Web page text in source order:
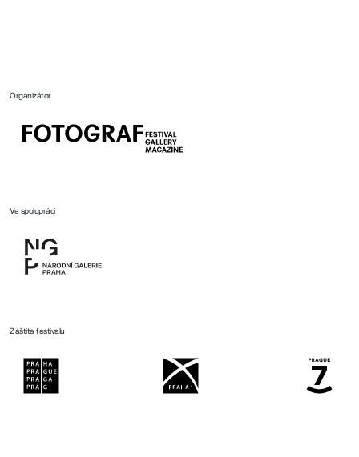
Organizátor
Ve spolupráci
Záštita festivalu